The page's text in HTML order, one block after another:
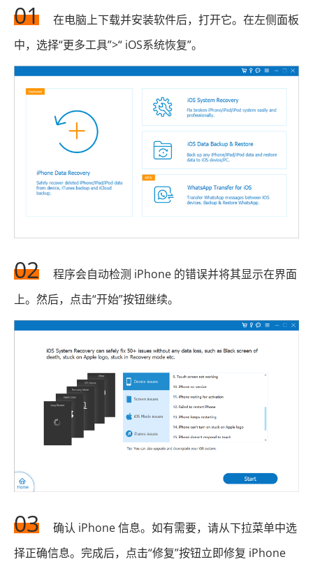
01
在电脑上下载并安装软件后，打开它。在左侧面板
中，选择“更多工具”>“ iOS系统恢复”。
02
程序会自动检测 iPhone 的错误并将其显示在界面
上。然后，点击“开始”按钮继续。
03
确认 iPhone 信息。如有需要，请从下拉菜单中选
择正确信息。完成后，点击“修复”按钮立即修复 iPhone